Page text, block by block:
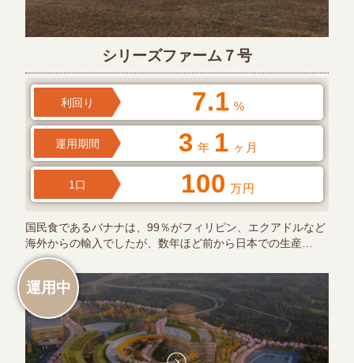
シリーズファーム７号
利回り 7.1 %
運用期間 3 年 1 ヶ月
1口 100 万円
国民食であるバナナは、99％がフィリピン、エクアドルなど
海外からの輸入でしたが、数年ほど前から日本での生産…
運用中